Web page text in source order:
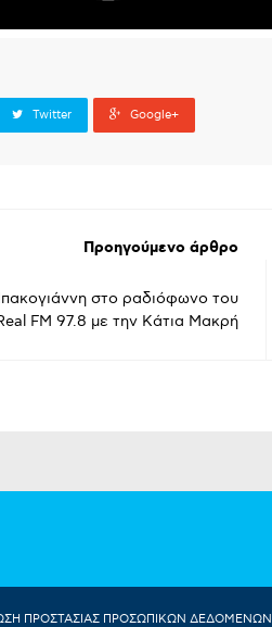
Twitter Google+
Προηγούμενο άρθρο
στο ραδιόφωνο του
FM 97.8 με την Κάτια Μακρή
ΠΡΟΣΤΑΣΙΑΣ ΠΡΟΣΩΠΙΚΩΝ ΔΕΔΟΜΕΝΩΝ